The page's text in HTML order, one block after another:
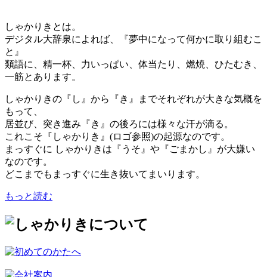
しゃかりきとは。
デジタル大辞泉によれば、『夢中になって何かに取り組むこ
と』
類語に、精一杯、力いっぱい、体当たり、燃焼、ひたむき、
一筋とあります。
しゃかりきの『し』から『き』までそれぞれが大きな気概を
もって、
居並び、突き進み『き』の後ろには様々な汗が滴る。
これこそ『しゃかりき』(ロゴ参照)の起源なのです。
まっすぐに しゃかりきは『うそ』や『ごまかし』が大嫌い
なのです。
どこまでもまっすぐに生き抜いてまいります。
もっと読む